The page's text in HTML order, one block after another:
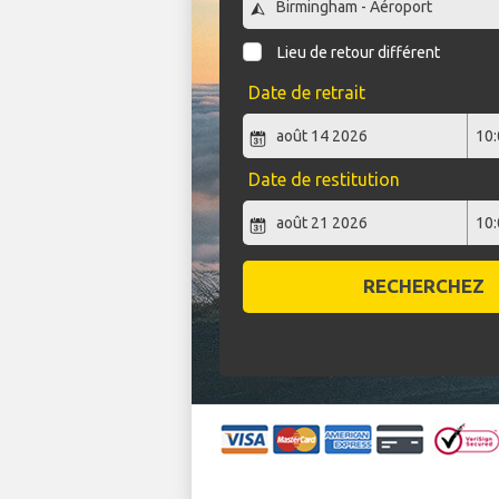
Lieu de retour différent
Date de retrait
Date de restitution
RECHERCHEZ